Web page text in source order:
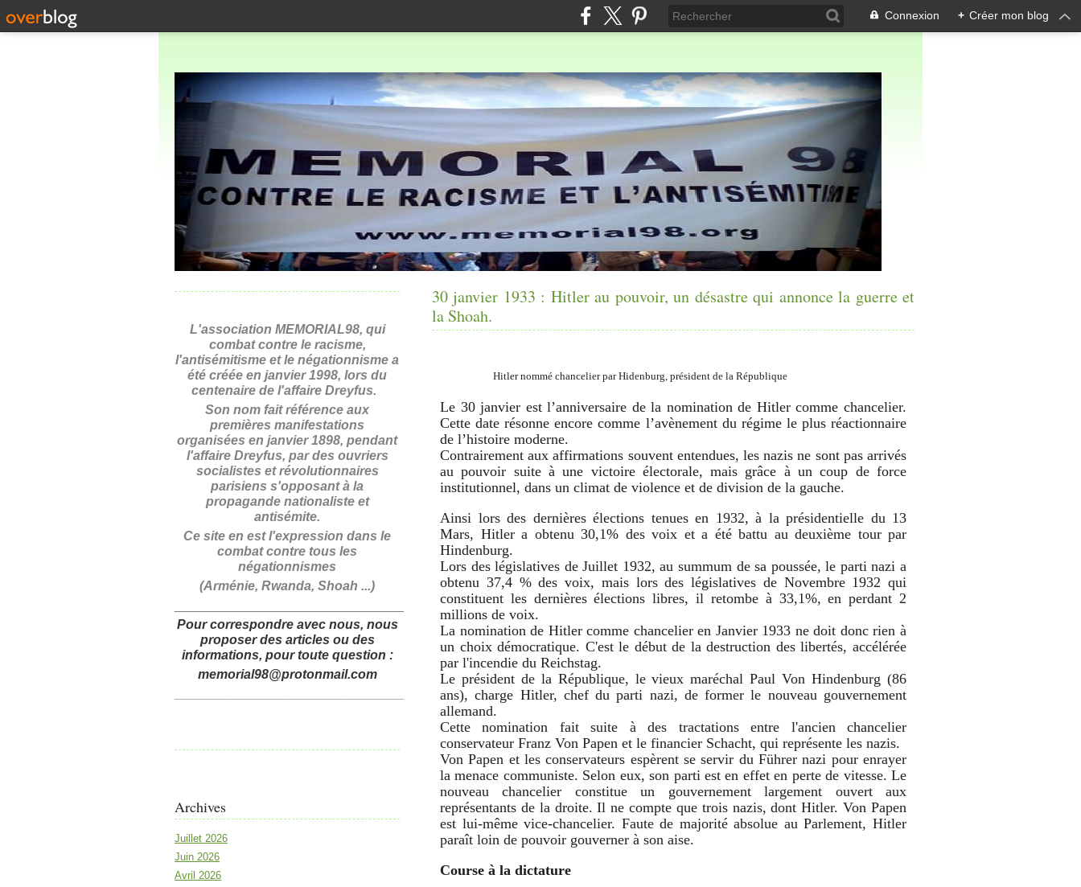
Connexion + Créer mon blog
L'association MEMORIAL98, qui
combat contre le racisme,
l'antisémitisme et le négationnisme a
été créée en janvier 1998, lors du
centenaire de l'affaire Dreyfus.
Son nom fait référence aux
premières manifestations
organisées en janvier 1898, pendant
l'affaire Dreyfus, par des ouvriers
socialistes et révolutionnaires
parisiens s'opposant à la
propagande nationaliste et
antisémite.
Ce site en est l'expression dans le
combat contre tous les
négationnismes
(Arménie, Rwanda, Shoah ...)
_______________________________________
Pour correspondre avec nous, nous
proposer des articles ou des
informations, pour toute question :
memorial98@protonmail.com
_______________________________________
Archives
Juillet 2026
Juin 2026
Avril 2026
30 janvier 1933 : Hitler au pouvoir, un désastre qui annonce la guerre et
la Shoah.
Hitler nommé chancelier par Hidenburg, président de la République
Le 30 janvier est l’anniversaire de la nomination de Hitler comme chancelier.
Cette date résonne encore comme l’avènement du régime le plus réactionnaire
de l’histoire moderne.
Contrairement aux affirmations souvent entendues, les nazis ne sont pas arrivés
au pouvoir suite à une victoire électorale, mais grâce à un coup de force
institutionnel, dans un climat de violence et de division de la gauche.
Ainsi lors des dernières élections tenues en 1932, à la présidentielle du 13
Mars, Hitler a obtenu 30,1% des voix et a été battu au deuxième tour par
Hindenburg.
Lors des législatives de Juillet 1932, au summum de sa poussée, le parti nazi a
obtenu 37,4 % des voix, mais lors des législatives de Novembre 1932 qui
constituent les dernières élections libres, il retombe à 33,1%, en perdant 2
millions de voix.
La nomination de Hitler comme chancelier en Janvier 1933 ne doit donc rien à
un choix démocratique. C'est le début de la destruction des libertés, accélérée
par l'incendie du Reichstag.
Le président de la République, le vieux maréchal Paul Von Hindenburg (86
ans), charge Hitler, chef du parti nazi, de former le nouveau gouvernement
allemand.
Cette nomination fait suite à des tractations entre l'ancien chancelier
conservateur Franz Von Papen et le financier Schacht, qui représente les nazis.
Von Papen et les conservateurs espèrent se servir du Führer nazi pour enrayer
la menace communiste. Selon eux, son parti est en effet en perte de vitesse. Le
nouveau chancelier constitue un gouvernement largement ouvert aux
représentants de la droite. Il ne compte que trois nazis, dont Hitler. Von Papen
est lui-même vice-chancelier. Faute de majorité absolue au Parlement, Hitler
paraît loin de pouvoir gouverner à son aise.
Course à la dictature